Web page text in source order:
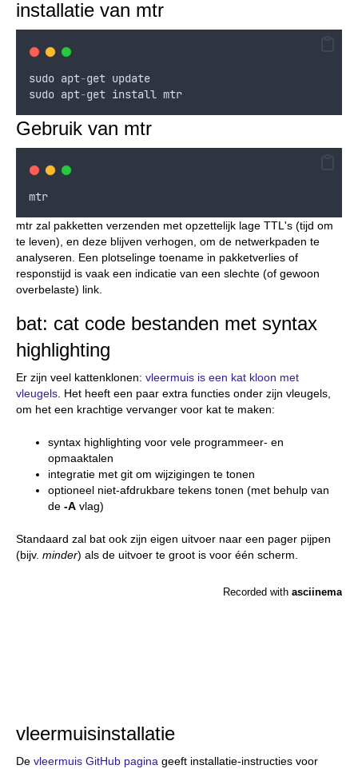
installatie van mtr
sudo apt-get update
sudo apt-get install mtr
Gebruik van mtr
mtr
mtr zal pakketten verzenden met opzettelijk lage TTL's (tijd om
te leven), en deze blijven verhogen, om de netwerkpaden te
analyseren. Een plotselinge toename in pakketverlies of
responstijd is vaak een indicatie van een slechte (of gewoon
overbelaste) link.
bat: cat code bestanden met syntax
highlighting
Er zijn veel kattenklonen: vleermuis is een kat kloon met
vleugels. Het heeft een paar extra functies onder zijn vleugels,
om het een krachtige vervanger voor kat te maken:
syntax highlighting voor vele programmeer- en
opmaaktalen
integratie met git om wijzigingen te tonen
optioneel niet-afdrukbare tekens tonen (met behulp van
de -A vlag)
Standaard zal bat ook zijn eigen uitvoer naar een pager pijpen
(bijv. minder) als de uitvoer te groot is voor één scherm.
vleermuisinstallatie
De vleermuis GitHub pagina geeft installatie-instructies voor